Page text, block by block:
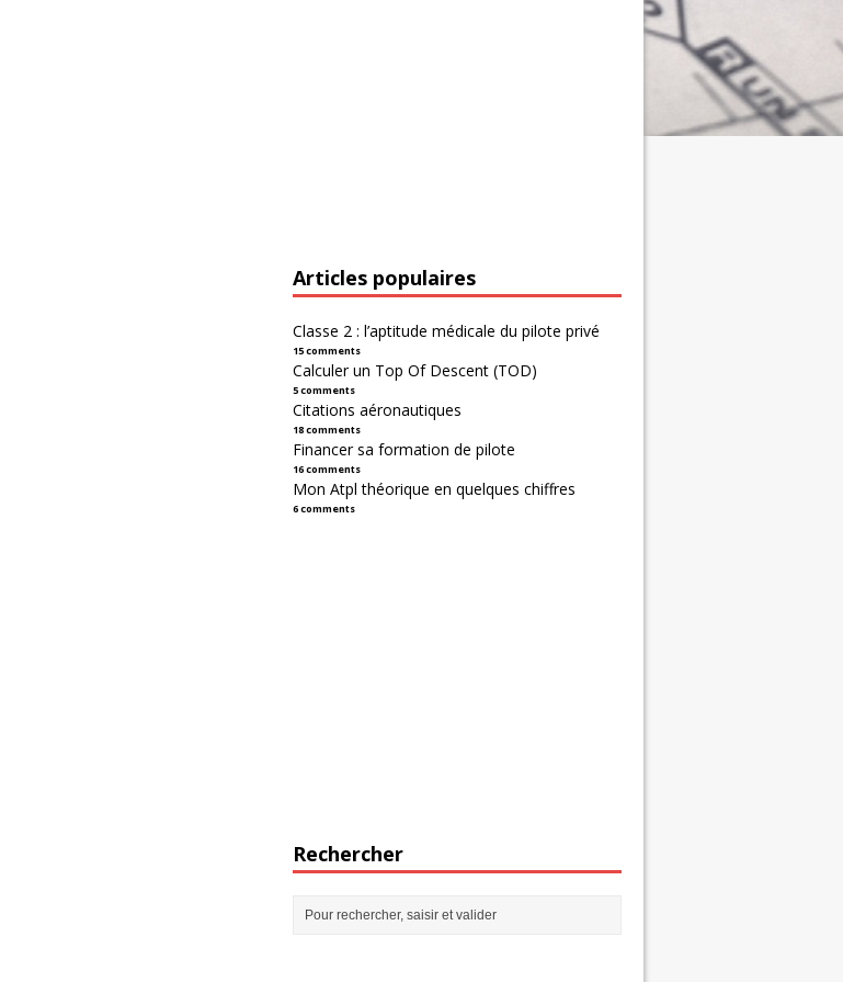
Articles populaires
Classe 2 : l’aptitude médicale du pilote privé
15 comments
Calculer un Top Of Descent (TOD)
5 comments
Citations aéronautiques
18 comments
Financer sa formation de pilote
16 comments
Mon Atpl théorique en quelques chiffres
6 comments
Rechercher